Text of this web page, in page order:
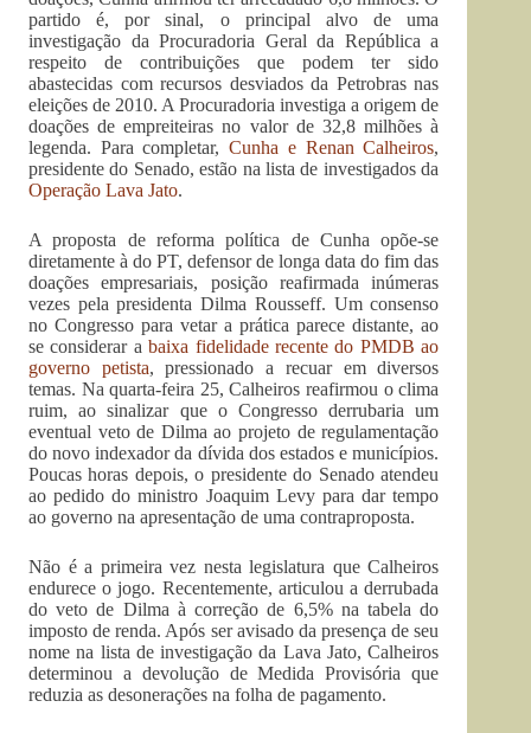
partido é, por sinal, o principal alvo de uma
investigação da Procuradoria Geral da República a
respeito de contribuições que podem ter sido
abastecidas com recursos desviados da Petrobras nas
eleições de 2010. A Procuradoria investiga a origem de
doações de empreiteiras no valor de 32,8 milhões à
legenda. Para completar,Cunha e Renan Calheiros,
presidente do Senado, estão na lista de investigados da
Operação Lava Jato.
A proposta de reforma política de Cunha opõe-se
diretamente à do PT, defensor de longa data do fim das
doações empresariais, posição reafirmada inúmeras
vezes pela presidenta Dilma Rousseff. Um consenso
no Congresso para vetar a prática parece distante, ao
se considerar abaixa fidelidade recente do PMDB ao
governo petista, pressionado a recuar em diversos
temas. Na quarta-feira 25, Calheiros reafirmou o clima
ruim, ao sinalizar que o Congresso derrubaria um
eventual veto de Dilma ao projeto de regulamentação
do novo indexador da dívida dos estados e municípios.
Poucas horas depois, o presidente do Senado atendeu
ao pedido do ministro Joaquim Levy para dar tempo
ao governo na apresentação de uma contraproposta.
Não é a primeira vez nesta legislatura que Calheiros
endurece o jogo. Recentemente, articulou a derrubada
do veto de Dilma à correção de 6,5% na tabela do
imposto de renda. Após ser avisado da presença de seu
nome na lista de investigação da Lava Jato, Calheiros
determinou a devolução de Medida Provisória que
reduzia as desonerações na folha de pagamento.